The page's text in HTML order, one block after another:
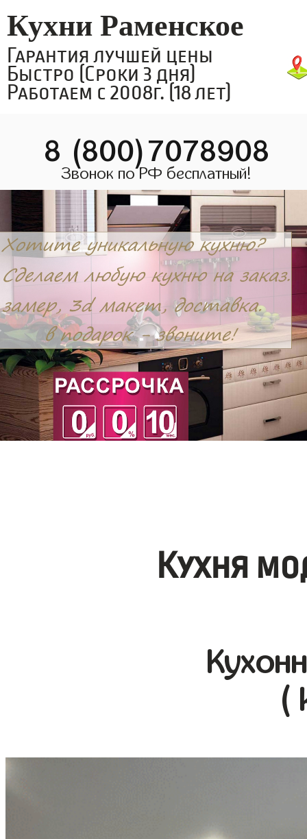
Кухни Раменское
Гарантия лучшей цены
Быстро (Сроки 3 дня)
Работаем с 2008г. (18 лет)
8 (800)7078908
Звонок по РФ бесплатный!
Кухня
(